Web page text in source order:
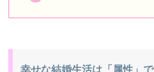
幸せな結婚生活は「属性」